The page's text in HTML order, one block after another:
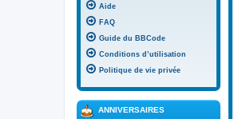
Aide
FAQ
Guide du BBCode
Conditions d’utilisation
Politique de vie privée
ANNIVERSAIRES